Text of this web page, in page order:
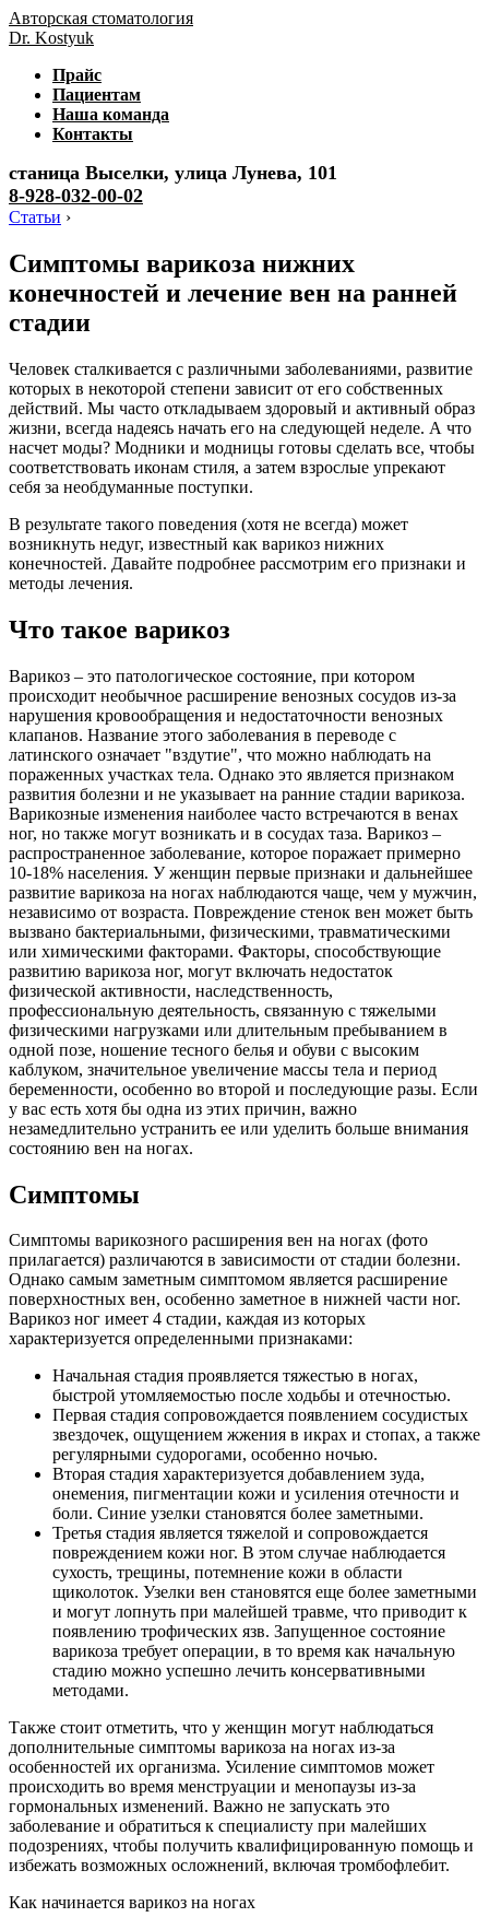
Авторская стоматология
Dr. Kostyuk
Прайс
Пациентам
Наша команда
Контакты
станица Выселки, улица Лунева, 101
8-928-032-00-02
Статьи ›
Симптомы варикоза нижних
конечностей и лечение вен на ранней
стадии
Человек сталкивается с различными заболеваниями, развитие
которых в некоторой степени зависит от его собственных
действий. Мы часто откладываем здоровый и активный образ
жизни, всегда надеясь начать его на следующей неделе. А что
насчет моды? Модники и модницы готовы сделать все, чтобы
соответствовать иконам стиля, а затем взрослые упрекают
себя за необдуманные поступки.
В результате такого поведения (хотя не всегда) может
возникнуть недуг, известный как варикоз нижних
конечностей. Давайте подробнее рассмотрим его признаки и
методы лечения.
Что такое варикоз
Варикоз – это патологическое состояние, при котором
происходит необычное расширение венозных сосудов из-за
нарушения кровообращения и недостаточности венозных
клапанов. Название этого заболевания в переводе с
латинского означает "вздутие", что можно наблюдать на
пораженных участках тела. Однако это является признаком
развития болезни и не указывает на ранние стадии варикоза.
Варикозные изменения наиболее часто встречаются в венах
ног, но также могут возникать и в сосудах таза. Варикоз –
распространенное заболевание, которое поражает примерно
10-18% населения. У женщин первые признаки и дальнейшее
развитие варикоза на ногах наблюдаются чаще, чем у мужчин,
независимо от возраста. Повреждение стенок вен может быть
вызвано бактериальными, физическими, травматическими
или химическими факторами. Факторы, способствующие
развитию варикоза ног, могут включать недостаток
физической активности, наследственность,
профессиональную деятельность, связанную с тяжелыми
физическими нагрузками или длительным пребыванием в
одной позе, ношение тесного белья и обуви с высоким
каблуком, значительное увеличение массы тела и период
беременности, особенно во второй и последующие разы. Если
у вас есть хотя бы одна из этих причин, важно
незамедлительно устранить ее или уделить больше внимания
состоянию вен на ногах.
Симптомы
Симптомы варикозного расширения вен на ногах (фото
прилагается) различаются в зависимости от стадии болезни.
Однако самым заметным симптомом является расширение
поверхностных вен, особенно заметное в нижней части ног.
Варикоз ног имеет 4 стадии, каждая из которых
характеризуется определенными признаками:
Начальная стадия проявляется тяжестью в ногах,
быстрой утомляемостью после ходьбы и отечностью.
Первая стадия сопровождается появлением сосудистых
звездочек, ощущением жжения в икрах и стопах, а также
регулярными судорогами, особенно ночью.
Вторая стадия характеризуется добавлением зуда,
онемения, пигментации кожи и усиления отечности и
боли. Синие узелки становятся более заметными.
Третья стадия является тяжелой и сопровождается
повреждением кожи ног. В этом случае наблюдается
сухость, трещины, потемнение кожи в области
щиколоток. Узелки вен становятся еще более заметными
и могут лопнуть при малейшей травме, что приводит к
появлению трофических язв. Запущенное состояние
варикоза требует операции, в то время как начальную
стадию можно успешно лечить консервативными
методами.
Также стоит отметить, что у женщин могут наблюдаться
дополнительные симптомы варикоза на ногах из-за
особенностей их организма. Усиление симптомов может
происходить во время менструации и менопаузы из-за
гормональных изменений. Важно не запускать это
заболевание и обратиться к специалисту при малейших
подозрениях, чтобы получить квалифицированную помощь и
избежать возможных осложнений, включая тромбофлебит.
Как начинается варикоз на ногах